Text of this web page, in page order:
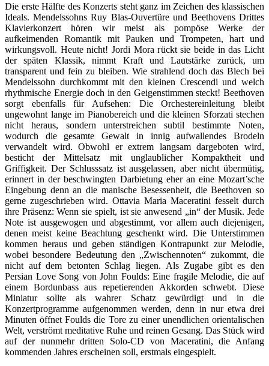
Die erste Hälfte des Konzerts steht ganz im Zeichen des klassischen
Ideals. Mendelssohns Ruy Blas-Ouvertüre und Beethovens Drittes
Klavierkonzert hören wir meist als pompöse Werke der
aufkeimenden Romantik mit Pauken und Trompeten, hart und
wirkungsvoll. Heute nicht! Jordi Mora rückt sie beide in das Licht
der späten Klassik, nimmt Kraft und Lautstärke zurück, um
transparent und fein zu bleiben. Wie strahlend doch das Blech bei
Mendelssohn durchkommt mit den kleinen Crescendi und welch
rhythmische Energie doch in den Geigenstimmen steckt! Beethoven
sorgt ebenfalls für Aufsehen: Die Orchestereinleitung bleibt
ungewohnt lange im Pianobereich und die kleinen Sforzati stechen
nicht heraus, sondern unterstreichen subtil bestimmte Noten,
wodurch die gesamte Gewalt in innig aufwallendes Brodeln
verwandelt wird. Obwohl er extrem langsam dargeboten wird,
besticht der Mittelsatz mit unglaublicher Kompaktheit und
Griffigkeit. Der Schlusssatz ist ausgelassen, aber nicht übermütig,
erinnert in der beschwingten Darbietung eher an eine Mozart’sche
Eingebung denn an die manische Besessenheit, die Beethoven so
gerne zugeschrieben wird. Ottavia Maria Maceratini fesselt durch
ihre Präsenz: Wenn sie spielt, ist sie anwesend „in“ der Musik. Jede
Note ist ausgewogen und abgestimmt, vor allem auch diejenigen,
denen meist keine Beachtung geschenkt wird. Die Unterstimmen
kommen heraus und geben ständigen Kontrapunkt zur Melodie,
wobei besondere Bedeutung den „Zwischennoten“ zukommt, die
nicht auf dem betonten Schlag liegen. Als Zugabe gibt es den
Persian Love Song von John Foulds: Eine fragile Melodie, die auf
einem Bordunbass aus repetierenden Akkorden schwebt. Diese
Miniatur sollte als wahrer Schatz gewürdigt und in die
Konzertprogramme aufgenommen werden, denn in nur etwa drei
Minuten öffnet Foulds die Tore zu einer unendlichen orientalischen
Welt, verströmt meditative Ruhe und reinen Gesang. Das Stück wird
auf der nunmehr dritten Solo-CD von Maceratini, die Anfang
kommenden Jahres erscheinen soll, erstmals eingespielt.